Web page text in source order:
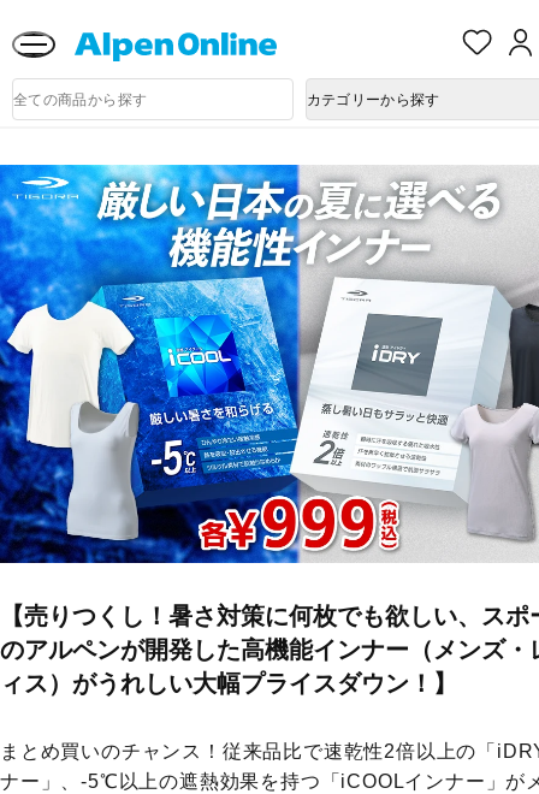
気
商
品
索
カテゴリーから探す
【売りつくし！暑さ対策に何枚でも欲しい、スポ
のアルペンが開発した高機能インナー（メンズ・
ィス）がうれしい大幅プライスダウン！】
まとめ買いのチャンス！従来品比で速乾性2倍以上の「
ナー」、-5℃以上の遮熱効果を持つ「iCOOLインナー」が